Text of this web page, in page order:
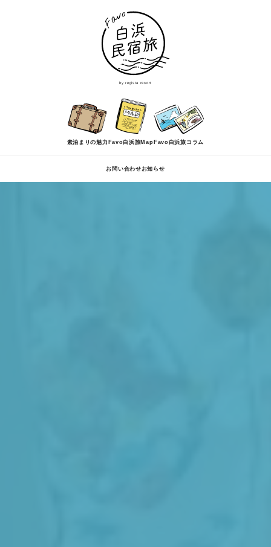
by regista resort
素泊まりの魅力 Favo白浜旅Map Favo白浜旅コラム
お問い合わせ お知らせ